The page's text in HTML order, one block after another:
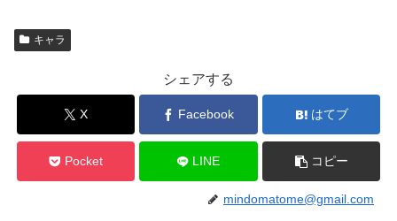
キャラ
シェアする
X Facebook はてブ
Pocket LINE コピー
mindomatome@gmail.com